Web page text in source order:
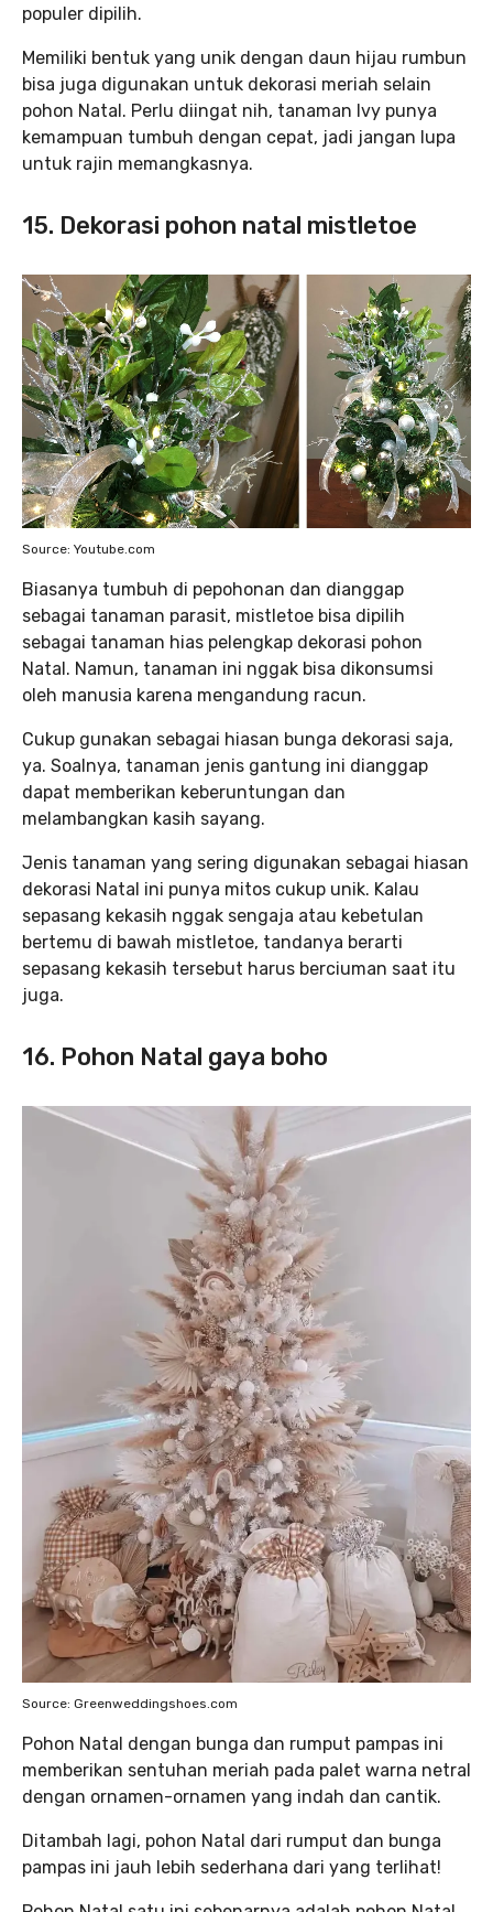
populer dipilih.
Memiliki bentuk yang unik dengan daun hijau rumbun
bisa juga digunakan untuk dekorasi meriah selain
pohon Natal. Perlu diingat nih, tanaman Ivy punya
kemampuan tumbuh dengan cepat, jadi jangan lupa
untuk rajin memangkasnya.
15. Dekorasi pohon natal mistletoe
Source: Youtube.com
Biasanya tumbuh di pepohonan dan dianggap
sebagai tanaman parasit, mistletoe bisa dipilih
sebagai tanaman hias pelengkap dekorasi pohon
Natal. Namun, tanaman ini nggak bisa dikonsumsi
oleh manusia karena mengandung racun.
Cukup gunakan sebagai hiasan bunga dekorasi saja,
ya. Soalnya, tanaman jenis gantung ini dianggap
dapat memberikan keberuntungan dan
melambangkan kasih sayang.
Jenis tanaman yang sering digunakan sebagai hiasan
dekorasi Natal ini punya mitos cukup unik. Kalau
sepasang kekasih nggak sengaja atau kebetulan
bertemu di bawah mistletoe, tandanya berarti
sepasang kekasih tersebut harus berciuman saat itu
juga.
16. Pohon Natal gaya boho
Source: Greenweddingshoes.com
Pohon Natal dengan bunga dan rumput pampas ini
memberikan sentuhan meriah pada palet warna netral
dengan ornamen-ornamen yang indah dan cantik.
Ditambah lagi, pohon Natal dari rumput dan bunga
pampas ini jauh lebih sederhana dari yang terlihat!